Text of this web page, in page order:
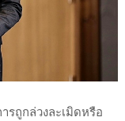
ถูกล่วงละเมิดหรือ